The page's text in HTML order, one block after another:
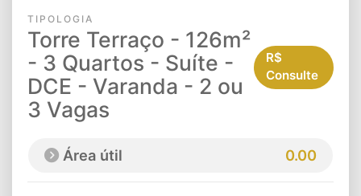
TIPOLOGIA
Torre Terraço - 126m²
- 3 Quartos - Suíte -
DCE - Varanda - 2 ou
3 Vagas
R$
Consulte
Área útil 0.00